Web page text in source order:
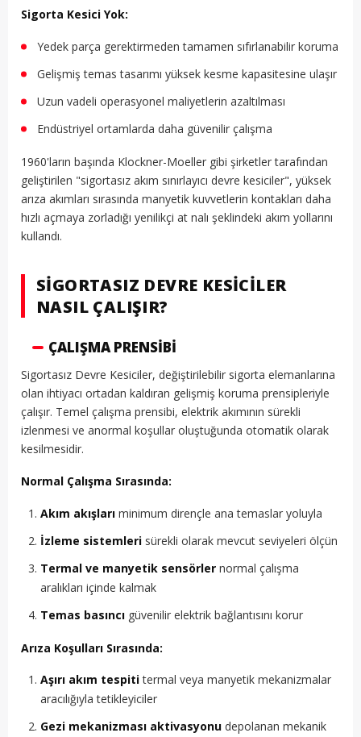
Sigorta Kesici Yok:
Yedek parça gerektirmeden tamamen sıfırlanabilir koruma
Gelişmiş temas tasarımı yüksek kesme kapasitesine ulaşır
Uzun vadeli operasyonel maliyetlerin azaltılması
Endüstriyel ortamlarda daha güvenilir çalışma
1960'ların başında Klockner-Moeller gibi şirketler tarafından
geliştirilen "sigortasız akım sınırlayıcı devre kesiciler", yüksek
arıza akımları sırasında manyetik kuvvetlerin kontakları daha
hızlı açmaya zorladığı yenilikçi at nalı şeklindeki akım yollarını
kullandı.
SIGORTASIZ DEVRE KESICILER
NASIL ÇALIŞIR?
ÇALIŞMA PRENSIBI
Sigortasız Devre Kesiciler, değiştirilebilir sigorta elemanlarına
olan ihtiyacı ortadan kaldıran gelişmiş koruma prensipleriyle
çalışır. Temel çalışma prensibi, elektrik akımının sürekli
izlenmesi ve anormal koşullar oluştuğunda otomatik olarak
kesilmesidir.
Normal Çalışma Sırasında:
Akım akışları minimum dirençle ana temaslar yoluyla
İzleme sistemleri sürekli olarak mevcut seviyeleri ölçün
Termal ve manyetik sensörler normal çalışma
aralıkları içinde kalmak
Temas basıncı güvenilir elektrik bağlantısını korur
Arıza Koşulları Sırasında:
Aşırı akım tespititermal veya manyetik mekanizmalar
aracılığıyla tetikleyiciler
Gezi mekanizması aktivasyonu depolanan mekanik